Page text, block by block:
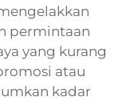
permintaan
yang kurang
atau
kadar